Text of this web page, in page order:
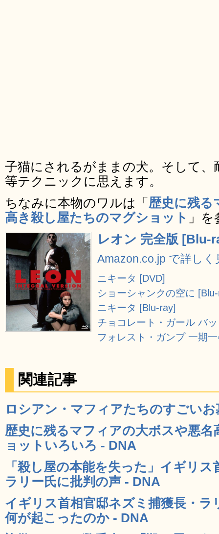
子猫にされるがままの犬。そして
等テクニックに思えます。
ちなみに本物のワルは「 歴史に残る
高き殺し屋たちのマグショット 」
レオン 完全版 [Blu-
Amazon.co.jp で詳しく
ニキータ [DVD]
ショーシャンクの空に
ニキータ [Blu-ray]
チョコレート・ガール バ
フォレスト・ガンプ 一期
関連記事
ロシアン・マフィアたちのすごい
歴史に残るマフィアの大ボスや悪
ョットいろいろ - DNA
「殺し屋の本能を失った」イギリ
ラリー氏に批判の声 - DNA
イギリス首相官邸ネズミ捕獲長・ラ
何が起こったのか - DNA